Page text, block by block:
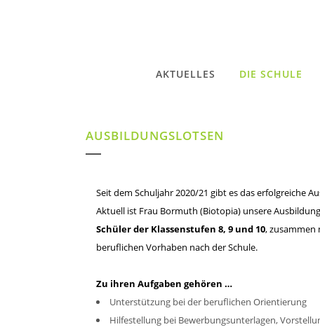
AKTUELLES DIE SCHULE
AUSBILDUNGSLOTSEN
Seit dem Schuljahr 2020/21 gibt es das erfolgreiche
Aktuell ist Frau Bormuth (Biotopia) unsere
Schüler der Klassenstufen 8, 9 und 10, zusammen
beruflichen Vorhaben nach der Schule.
Zu ihren Aufgaben gehören …
Unterstützung bei der beruflichen Orientierung
Hilfestellung bei Bewerbungsunterlagen,